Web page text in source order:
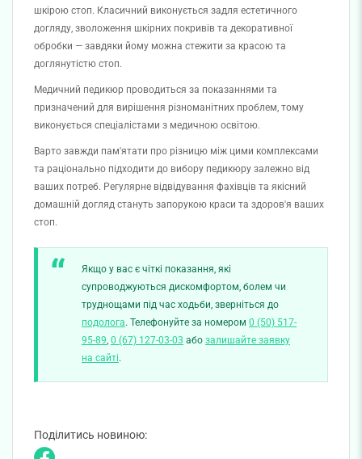
шкірою стоп. Класичний виконується задля естетичного
догляду, зволоження шкірних покривів та декоративної
обробки — завдяки йому можна стежити за красою та
доглянутістю стоп.
Медичний педикюр проводиться за показаннями та
призначений для вирішення різноманітних проблем, тому
виконується спеціалістами з медичною освітою.
Варто завжди пам'ятати про різницю між цими комплексами
та раціонально підходити до вибору педикюру залежно від
ваших потреб. Регулярне відвідування фахівців та якісний
домашній догляд стануть запорукою краси та здоров'я ваших
стоп.
Якщо у вас є чіткі показання, які
супроводжуються дискомфортом, болем чи
труднощами під час ходьби, зверніться до
подолога. Телефонуйте за номером 0 (50) 517-
95-89 0 (67) 127-03-03 або залишайте заявку
на сайті.
Поділитись новиною: